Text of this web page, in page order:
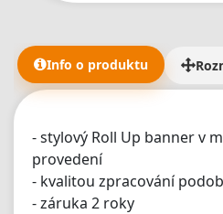
Info o produktu
- stylový Roll Up banner v
provedení
- kvalitou zpracování
- záruka 2 roky